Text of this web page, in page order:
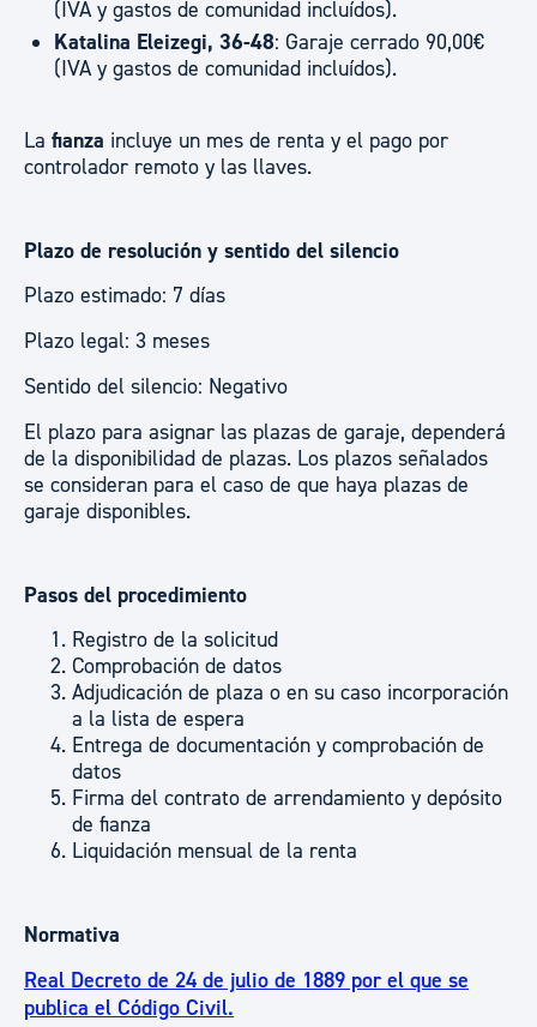
(IVA y gastos de comunidad incluídos).
Katalina Eleizegi, 36-48: Garaje cerrado 90,00€
(IVA y gastos de comunidad incluídos).
La fianza incluye un mes de renta y el pago por
controlador remoto y las llaves.
Plazo de resolución y sentido del silencio
Plazo estimado: 7 días
Plazo legal: 3 meses
Sentido del silencio: Negativo
El plazo para asignar las plazas de garaje, dependerá
de la disponibilidad de plazas. Los plazos señalados
se consideran para el caso de que haya plazas de
garaje disponibles.
Pasos del procedimiento
Registro de la solicitud
Comprobación de datos
Adjudicación de plaza o en su caso incorporación
a la lista de espera
Entrega de documentación y comprobación de
datos
Firma del contrato de arrendamiento y depósito
de fianza
Liquidación mensual de la renta
Normativa
Real Decreto de 24 de julio de 1889 por el que se
publica el Código Civil.